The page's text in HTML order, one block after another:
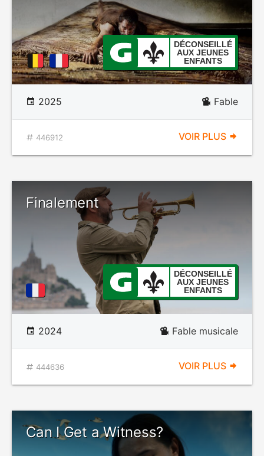
DÉCONSEILLÉ
AUX JEUNES
ENFANTS
2025 Fable
446912 VOIR PLUS
Finalement
DÉCONSEILLÉ
AUX JEUNES
ENFANTS
2024 Fable musicale
444636 VOIR PLUS
Can I Get a Witness?